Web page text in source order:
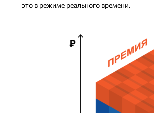
это в режиме реального времени.